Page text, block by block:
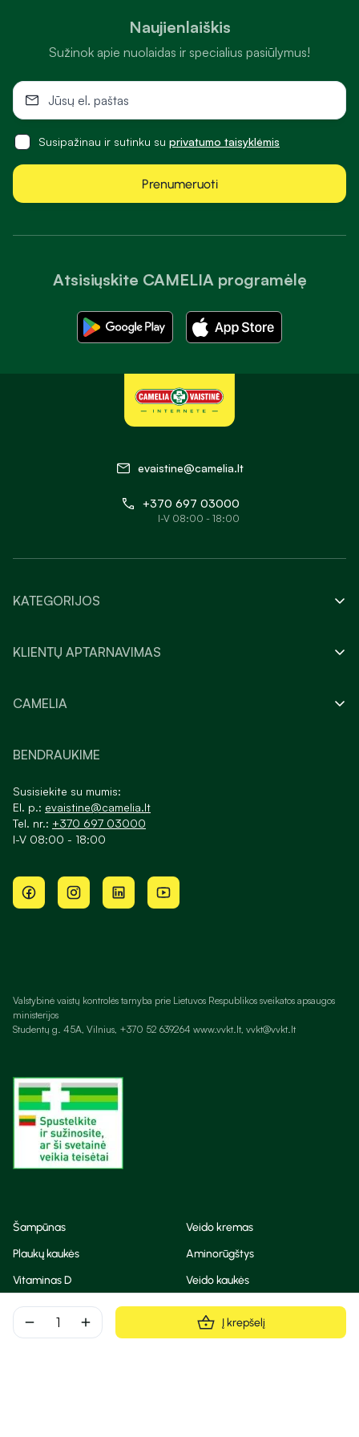
remove add Į krepšelį
Atsisiųskite CAMELIA programėlę
Naujienlaiškis
Sužinok apie nuolaidas ir specialius pasiūlymus!
Susipažinau ir sutinku su privatumo taisyklėmis
Prenumeruoti
evaistine@camelia.lt
+370 697 03000
I-V 08:00 - 18:00
KATEGORIJOS
KLIENTŲ APTARNAVIMAS
CAMELIA
BENDRAUKIME
Susisiekite su mumis:
El. p.: evaistine@camelia.lt
Tel. nr.: +370 697 03000
I-V 08:00 - 18:00
Valstybinė vaistų kontrolės tarnyba prie Lietuvos Respublikos sveikatos apsaugos
ministerijos
Studentų g. 45A, Vilnius, +370 52 639264 www.vvkt.lt, vvkt@vvkt.lt
Šampūnas
Veido kremas
Plaukų kaukės
Aminorūgštys
Vitaminas D
Veido kaukės
Korėjietiška kosmetika
Eteriniai aliejai
Dezodorantas
BB ir CC kremas